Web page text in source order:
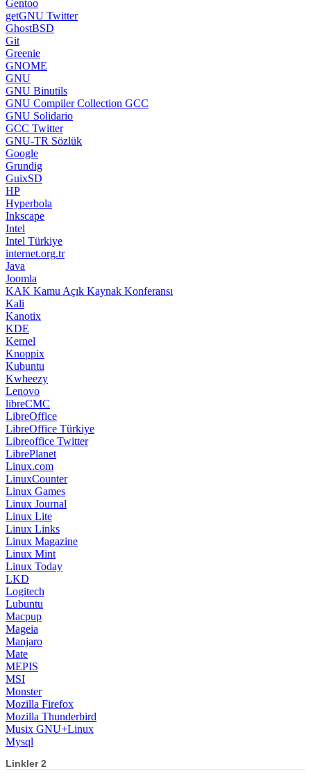
Gentoo
getGNU Twitter
GhostBSD
Git
Greenie
GNOME
GNU
GNU Binutils
GNU Compiler Collection GCC
GNU Solidario
GCC Twitter
GNU-TR Sözlük
Google
Grundig
GuixSD
HP
Hyperbola
Inkscape
Intel
Intel Türkiye
internet.org.tr
Java
Joomla
KAK Kamu Açık Kaynak Konferansı
Kali
Kanotix
KDE
Kernel
Knoppix
Kubuntu
Kwheezy
Lenovo
libreCMC
LibreOffice
LibreOffice Türkiye
Libreoffice Twitter
LibrePlanet
Linux.com
LinuxCounter
Linux Games
Linux Journal
Linux Lite
Linux Links
Linux Magazine
Linux Mint
Linux Today
LKD
Logitech
Lubuntu
Macpup
Mageia
Manjaro
Mate
MEPIS
MSI
Monster
Mozilla Firefox
Mozilla Thunderbird
Musix GNU+Linux
Mysql
Linkler 2